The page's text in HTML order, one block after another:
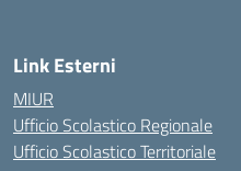
Link Esterni
MIUR
Ufficio Scolastico Regionale
Ufficio Scolastico Territoriale